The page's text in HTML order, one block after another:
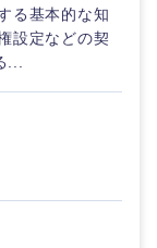
る基本的な知
設定などの契